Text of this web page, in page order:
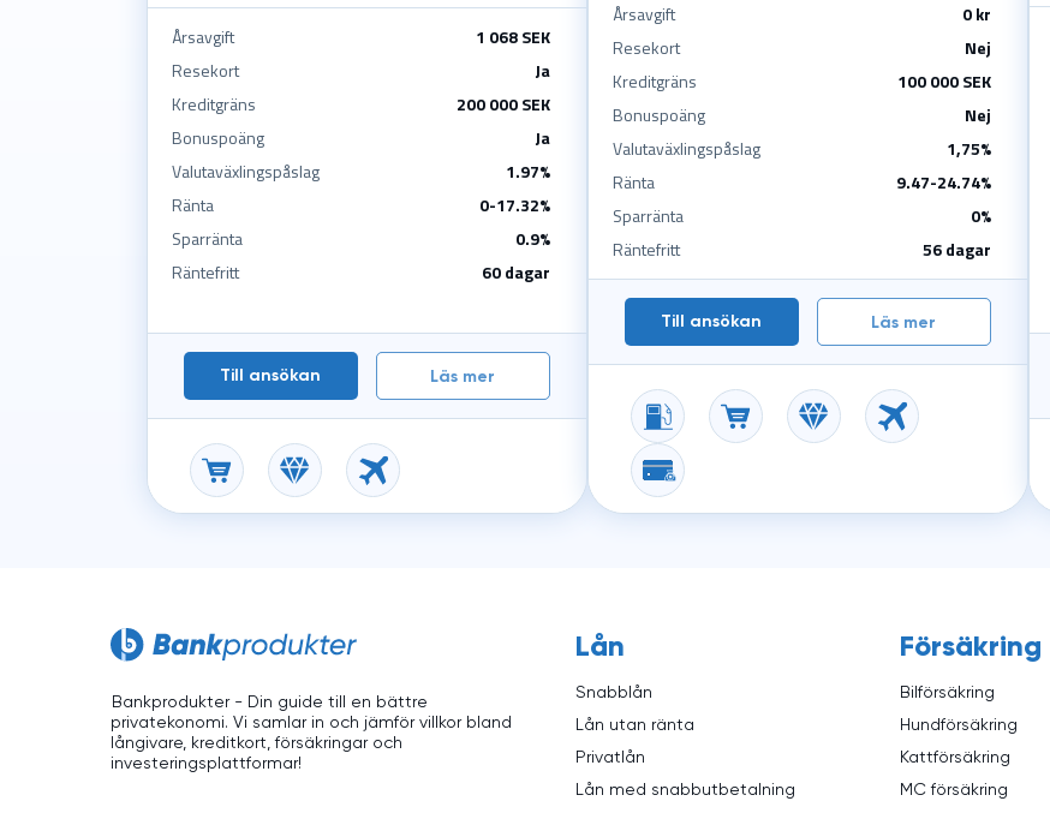
Årsavgift
1 068 SEK
Resekort
Ja
Kreditgräns
200 000 SEK
Bonuspoäng
Ja
Valutaväxlingspåslag
1.97%
Ränta
0-17.32%
Sparränta
0.9%
Räntefritt
60 dagar
Till ansökan Läs mer
Årsavgift
0 kr
Resekort
Nej
Kreditgräns
100 000 SEK
Bonuspoäng
Nej
Valutaväxlingspåslag
1,75%
Ränta
9.47-24.74%
Sparränta
0%
Räntefritt
56 dagar
Till ansökan Läs mer
Bankprodukter - Din guide till en bättre
privatekonomi. Vi samlar in och jämför villkor bland
långivare, kreditkort, försäkringar och
investeringsplattformar!
Lån
Snabblån
Lån utan ränta
Privatlån
Lån med snabbutbetalning
Försäkring
Bilförsäkring
Hundförsäkring
Kattförsäkring
MC försäkring